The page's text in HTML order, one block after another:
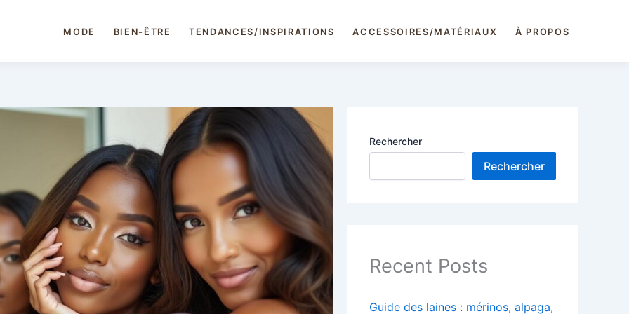
MODE BIEN-ÊTRE TENDANCES/INSPIRATIONS ACCESSOIRES/MATÉRIAUX À PROPOS
Rechercher
Rechercher
Recent Posts
Guide des laines : mérinos, alpaga,